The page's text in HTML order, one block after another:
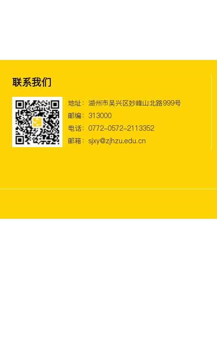
联系我们
地址：湖州市吴兴区妙峰山北路999号
邮编：313000
电话：0772-0572-2113352
邮箱：sjxy@zjhzu.edu.cn